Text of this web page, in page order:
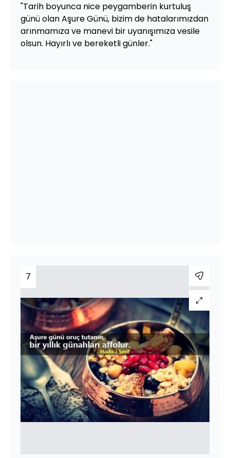
"Tarih boyunca nice peygamberin kurtuluş
günü olan Aşure Günü, bizim de hatalarımızdan
arınmamıza ve manevi bir uyanışımıza vesile
olsun. Hayırlı ve bereketli günler."
7